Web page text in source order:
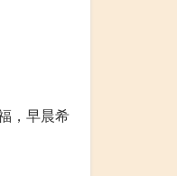
，早晨希